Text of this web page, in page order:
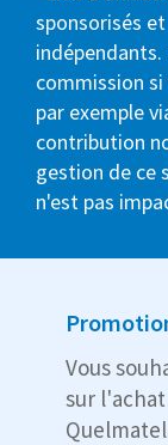
sponsorisés
commission
par exemple
contribution
gestion de ce
n'est pas
Vous
sur